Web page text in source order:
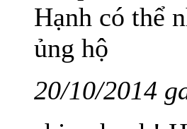
Hạnh có thể
ủng hộ
20/10/2014